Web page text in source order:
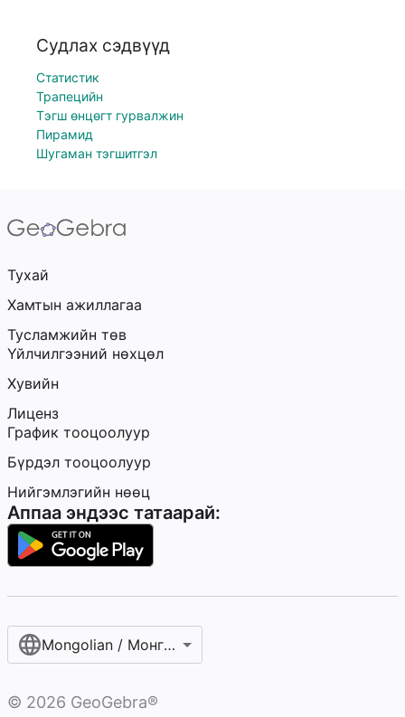
Судлах сэдвүүд
Статистик
Трапецийн
Тэгш өнцөгт гурвалжин
Пирамид
Шугаман тэгшитгэл
Тухай
Хамтын ажиллагаа
Тусламжийн төв
Үйлчилгээний нөхцөл
Хувийн
Лиценз
График тооцоолуур
Бүрдэл тооцоолуур
Нийгэмлэгийн нөөц
Аппаа эндээс татаарай:
Mongolian / Монгол хэл‎
© 2026 GeoGebra®